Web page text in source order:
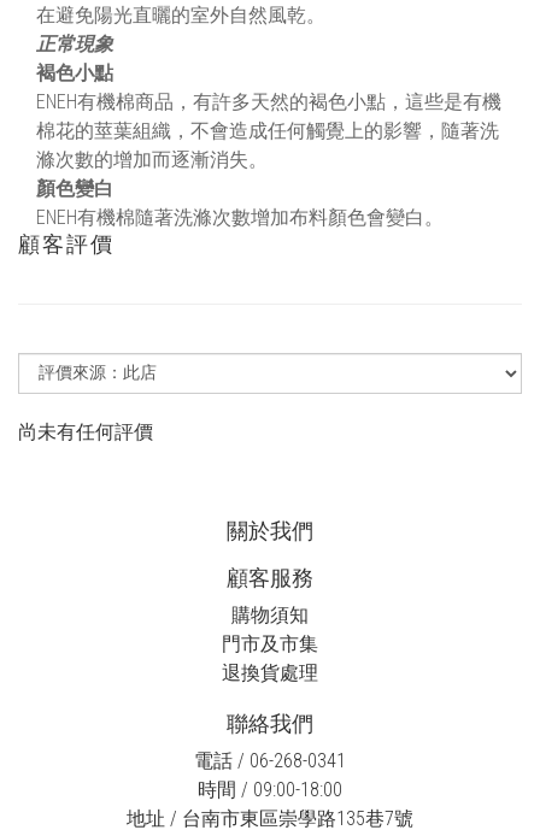
在避免陽光直曬的室外自然風乾。
正常現象
褐色小點
ENEH有機棉商品，有許多天然的褐色小點，這些是有機
棉花的莖葉組織，不會造成任何觸覺上的影響，隨著洗
滌次數的增加而逐漸消失。
顏色變白
ENEH有機棉隨著洗滌次數增加布料顏色會變白。
顧客評價
尚未有任何評價
關於我們
顧客服務
購物須知
門市及市集
退換貨處理
聯絡我們
電話 / 06-268-0341
時間 / 09:00-18:00
地址 / 台南市東區崇學路135巷7號